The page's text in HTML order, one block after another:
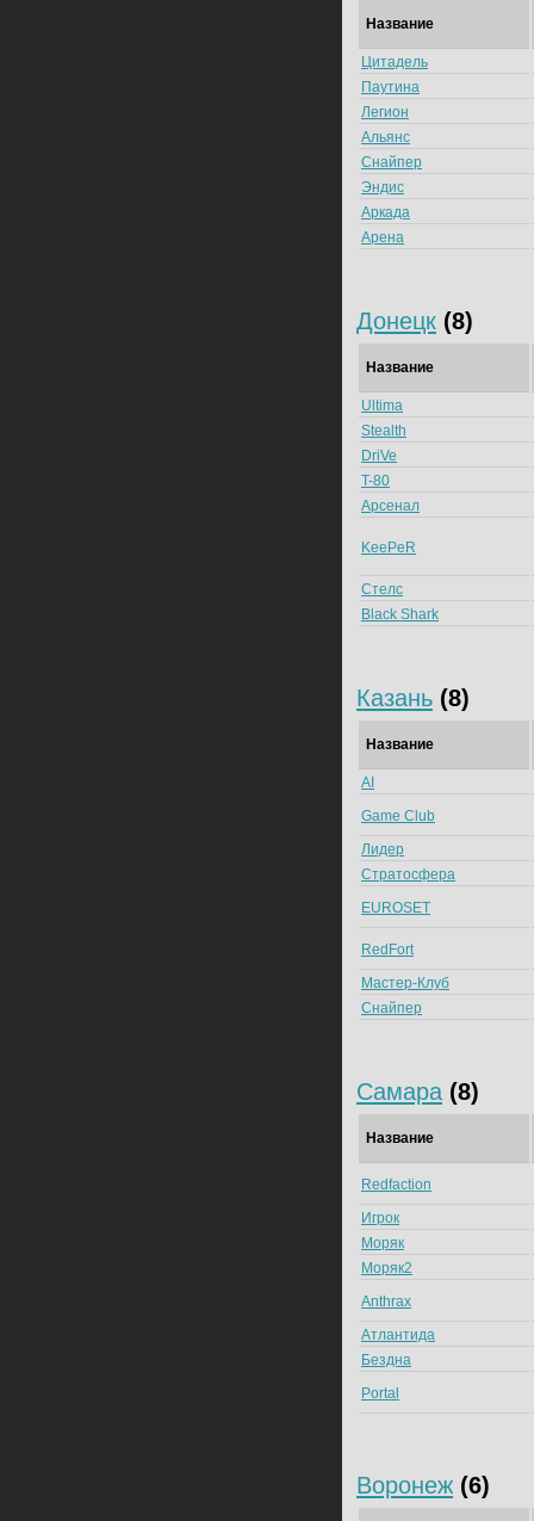
Название
Цитадель
Паутина
Легион
Альянс
Снайпер
Эндис
Аркада
Арена
Донецк (8)
Название
Ultima
Stealth
DriVe
T-80
Арсенал
KeePeR
Стелс
Black Shark
Казань (8)
Название
AI
Game Club
Лидер
Стратосфера
EUROSET
RedFort
Мастер-Клуб
Снайпер
Самара (8)
Название
Redfaction
Игрок
Моряк
Моряк2
Anthrax
Атлантида
Бездна
Portal
Воронеж (6)